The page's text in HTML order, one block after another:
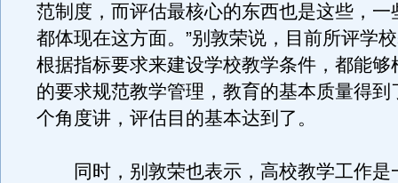
范制度，而评估最核心的东西也是这些，一
都体现在这方面。”别敦荣说，目前所评学
根据指标要求来建设学校教学条件，都能够
的要求规范教学管理，教育的基本质量得到
个角度讲，评估目的基本达到了。
同时，别敦荣也表示，高校教学工作是